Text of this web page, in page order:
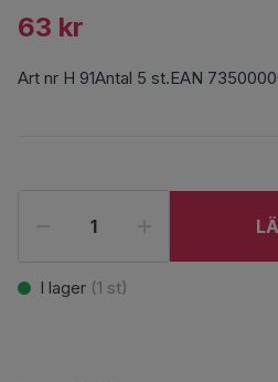
63 kr
Art nr H 91Antal 5 st.EAN
I lager (1 st)